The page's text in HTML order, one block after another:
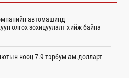
автомашинд
олгох зохицуулалт хийж байна
нөөц 7.9 тэрбум ам.долларт